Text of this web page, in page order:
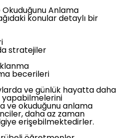
Anlama
konular detaylı bir
stratejiler
becerileri
ve günlük hayatta daha
yapabilmelerini
ve okuduğunu anlama
daha az zaman
erişebilmektedirler.